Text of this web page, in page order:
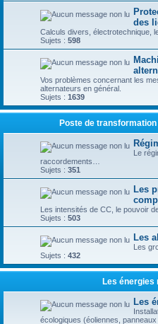
des
Calculs divers, électrotechnique,
Sujets : 598
Vos problèmes concernant les
alternateurs en général.
Sujets : 1639
Poste de
Le
raccordements…
Sujets : 351
Les
Les intensités de CC, le pouvoir
Sujets : 503
Les
Les
Sujets : 432
Les énergies
Les
écologiques (éoliennes,